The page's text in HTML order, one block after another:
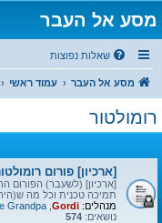
מסע אל העבר
שאלות נפוצות
מסע אל העבר עמוד ראשי
רומולטור
[ארכיון] פורום
[ארכיון] (לשעבר) הפורום
תמיכה טכנית וכל מה
מנהלים: Gordi
Grandpa
נושאים: 574